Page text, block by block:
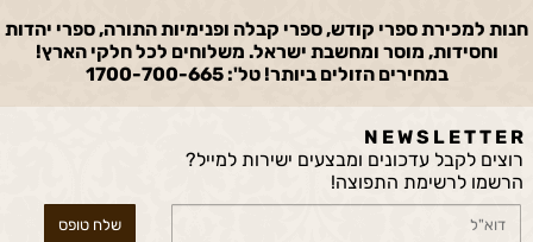
חנות למכירת ספרי קודש, ספרי קבלה ופנימיות התורה, ספרי יהדות
וחסידות, מוסר ומחשבת ישראל. משלוחים לכל חלקי הארץ!
במחירים הזולים ביותר! טל': 1700-700-665
N E W S L E T T E R
רוצים לקבל עדכונים ומבצעים ישירות למייל?
הרשמו לרשימת התפוצה!